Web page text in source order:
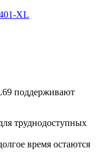
XL
поддерживают
труднодоступных
время остаются